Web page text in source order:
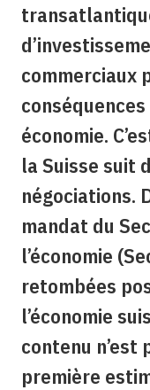
commerciaux
économie.
la Suisse suit
négociations.
mandat du
l’économie
retombées
l’économie
contenu n’est
première